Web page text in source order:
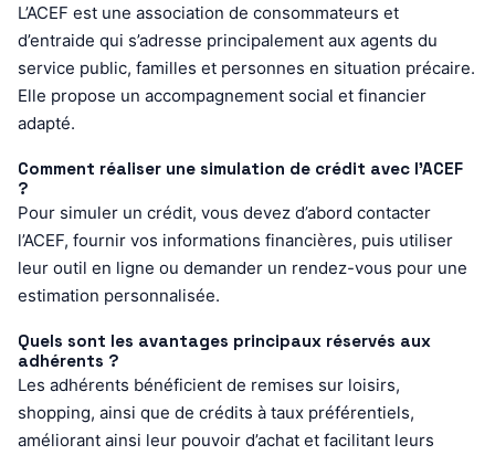
L’ACEF est une association de consommateurs et
d’entraide qui s’adresse principalement aux agents du
service public, familles et personnes en situation précaire.
Elle propose un accompagnement social et financier
adapté.
Comment réaliser une simulation de crédit avec l’ACEF
?
Pour simuler un crédit, vous devez d’abord contacter
l’ACEF, fournir vos informations financières, puis utiliser
leur outil en ligne ou demander un rendez-vous pour une
estimation personnalisée.
Quels sont les avantages principaux réservés aux
adhérents ?
Les adhérents bénéficient de remises sur loisirs,
shopping, ainsi que de crédits à taux préférentiels,
améliorant ainsi leur pouvoir d’achat et facilitant leurs